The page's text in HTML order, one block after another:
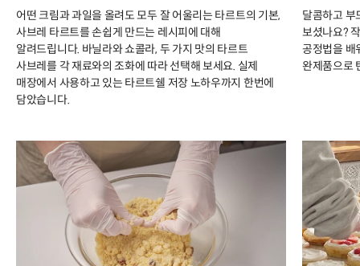
어떤 크림과 과일을 올려도 모두 잘 어울리는 타르트의 기본,
사브레 타르트를 손쉽게 만드는 레시피에 대해
알려드립니다. 바닐라와 쇼콜라, 두 가지 맛의 타르트
사브레를 각 재료와의 조화에 따라 선택해 보세요. 실제
매장에서 사용하고 있는 타르트쉘 저장 노하우까지 한번에
담았습니다.
달콤하고 부
보셨나요?
공정법을 배
완제품으로